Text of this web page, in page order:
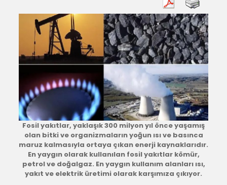
Fosil yakıtlar, yaklaşık 300 milyon yıl önce yaşamış
olan bitki ve organizmaların yoğun ısı ve basınca
maruz kalmasıyla ortaya çıkan enerji kaynaklarıdır.
En yaygın olarak kullanılan fosil yakıtlar kömür,
petrol ve doğalgaz. En yaygın kullanım alanları ısı,
yakıt ve elektrik üretimi olarak karşımıza çıkıyor.